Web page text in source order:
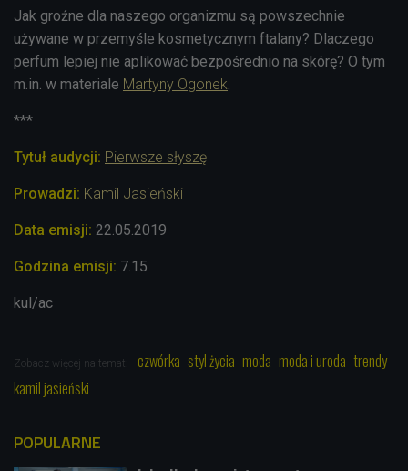
Jak groźne dla naszego organizmu są powszechnie
używane w przemyśle kosmetycznym ftalany? Dlaczego
perfum lepiej nie aplikować bezpośrednio na skórę? O tym
m.in. w materiale Martyny Ogonek
***
Tytuł audycji: Pierwsze słyszę
Prowadzi: Kamil Jasieński
Data emisji: 22.05 .2019
Godzina emisji: 7.15
kul/ac
Zobacz więcej na temat: czwórka styl życia moda moda i uroda trendy
kamil jasieński
POPULARNE